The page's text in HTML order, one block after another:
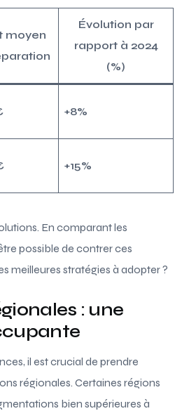
moyen
Évolution par
rapport à 2024
(%)
+8%
+15%
En comparant les
possible de contrer ces
meilleures stratégies à adopter ?
: une
il est crucial de prendre
régionales. Certaines régions
bien supérieures à